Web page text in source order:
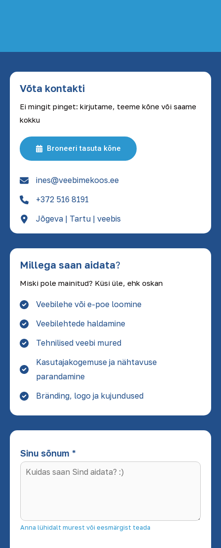
Sinu sõnum *
Anna lühidalt murest või eesmärgist teada
Võta kontakti
Ei mingit pinget: kirjutame, teeme kõne või saame
kokku
Broneeri tasuta kõne
ines@veebimekoos.ee
+372 516 8191
Jõgeva | Tartu | veebis
Millega saan aidata?
Miski pole mainitud? Küsi üle, ehk oskan
Veebilehe või e-poe loomine
Veebilehtede haldamine
Tehnilised veebi mured
Kasutajakogemuse ja nähtavuse
parandamine
Bränding, logo ja kujundused